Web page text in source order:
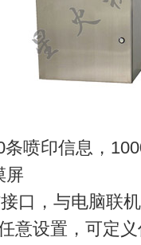
喷印信息，
屏
口，与电脑联
意设置，可定